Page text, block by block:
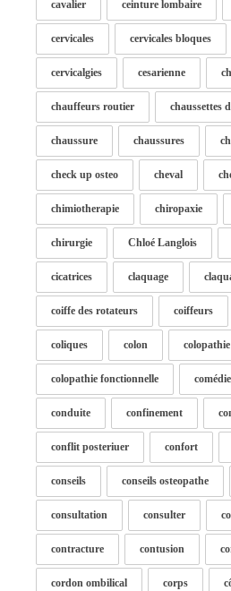
cavalier ceinture lombaire
cervicales cervicales bloques
cervicalgies cesarienne
chauffeurs routier chaussettes
chaussure chaussures
check up osteo cheval
chimiotherapie chiropaxie
chirurgie Chloé Langlois
cicatrices claquage
coiffe des rotateurs coiffeurs
coliques colon colopathie
colopathie fonctionnelle
conduite confinement
conflit posteriuer confort
conseils conseils osteopathe
consultation consulter
contracture contusion
cordon ombilical corps